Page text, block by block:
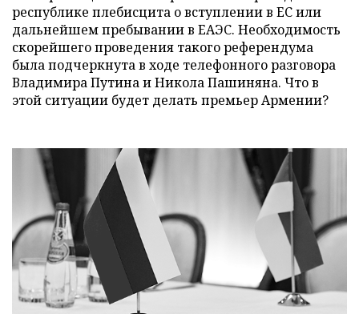
республике плебисцита о вступлении в ЕС или
дальнейшем пребывании в ЕАЭС. Необходимость
скорейшего проведения такого референдума
была подчеркнута в ходе телефонного разговора
Владимира Путина и Никола Пашиняна. Что в
этой ситуации будет делать премьер Армении?